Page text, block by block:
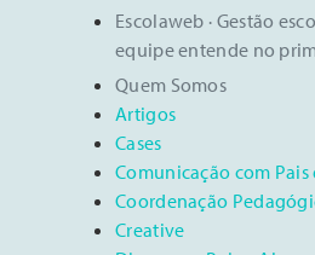
Escolaweb · Gestão
equipe entende no
Quem Somos
Artigos
Cases
Comunicação com Pais
Coordenação
Creative